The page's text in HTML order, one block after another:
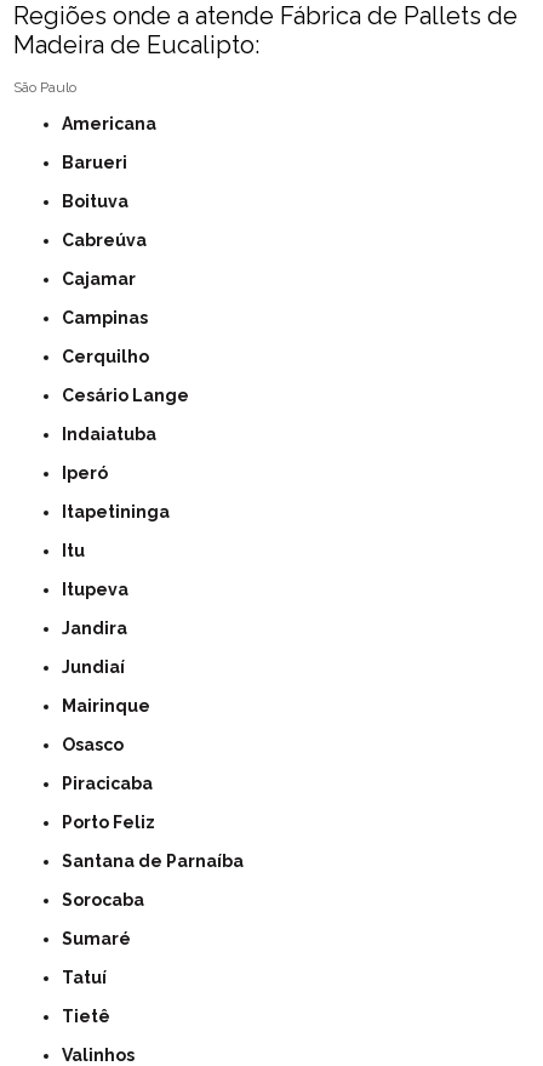
Regiões onde a atende Fábrica de Pallets de
Madeira de Eucalipto:
São Paulo
Americana
Barueri
Boituva
Cabreúva
Cajamar
Campinas
Cerquilho
Cesário Lange
Indaiatuba
Iperó
Itapetininga
Itu
Itupeva
Jandira
Jundiaí
Mairinque
Osasco
Piracicaba
Porto Feliz
Santana de Parnaíba
Sorocaba
Sumaré
Tatuí
Tietê
Valinhos